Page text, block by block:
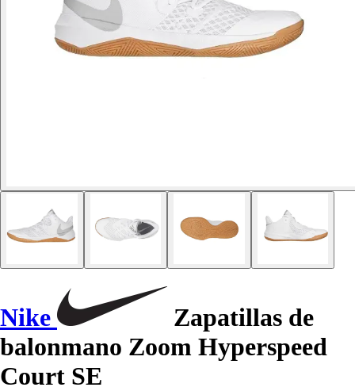
Nike
Zapatillas de
balonmano Zoom Hyperspeed
Court SE